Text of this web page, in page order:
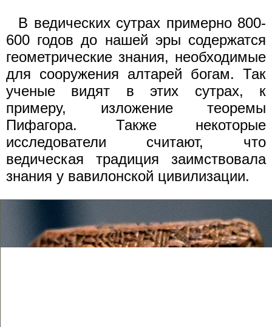
В ведических сутрах примерно 800-
600 годов до нашей эры содержатся
геометрические знания, необходимые
для сооружения алтарей богам. Так
ученые видят в этих сутрах, к
примеру, изложение теоремы
Пифагора. Также некоторые
исследователи считают, что
ведическая традиция заимствовала
знания у вавилонской цивилизации.